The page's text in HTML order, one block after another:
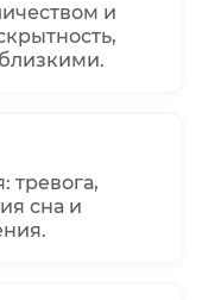
и
тревога,
сна и